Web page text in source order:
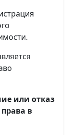
или отказ
в